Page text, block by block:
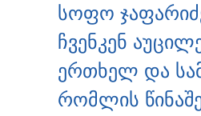
სოფო
ჩვენკენ
ერთხელ და
რომლის